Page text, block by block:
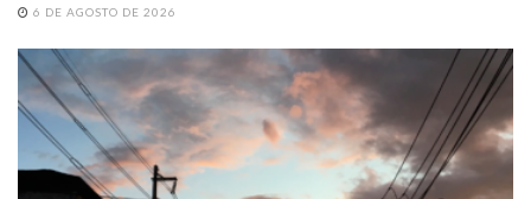
6 DE AGOSTO DE 2026